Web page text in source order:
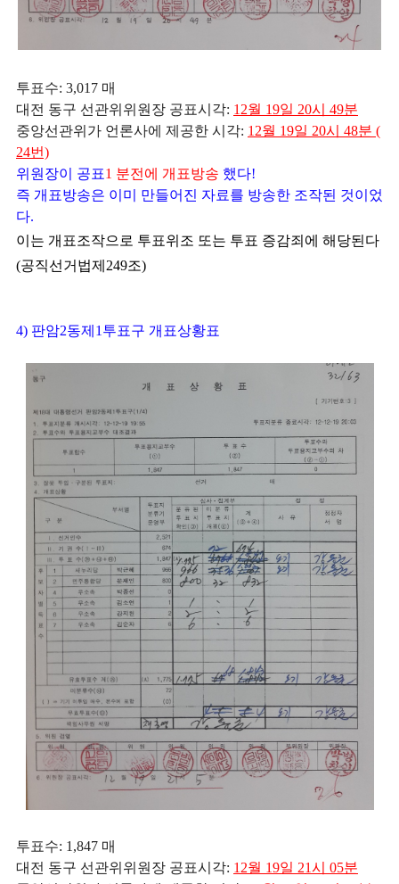
투표수: 3,017 매
대전 동구 선관위 위원장 공표시각: 12월 19일 20시 49분
중앙선관위가 언론사에 제공한 시각: 12월 19일 20시 48분 (
24번)
위원장이 공표1 분전에 개표방송 했다!
즉 개표방송은 이미 만들어진 자료를 방송한 조작된 것이었
다.
이는 개표조작으로 투표위조 또는 투표 증감죄에 해당된다
(공직선거법제249조)
4) 판암2동제1투표구 개표상황표
투표수: 1,847 매
대전 동구 선관위 위원장 공표시각: 12월 19일 21시 05분